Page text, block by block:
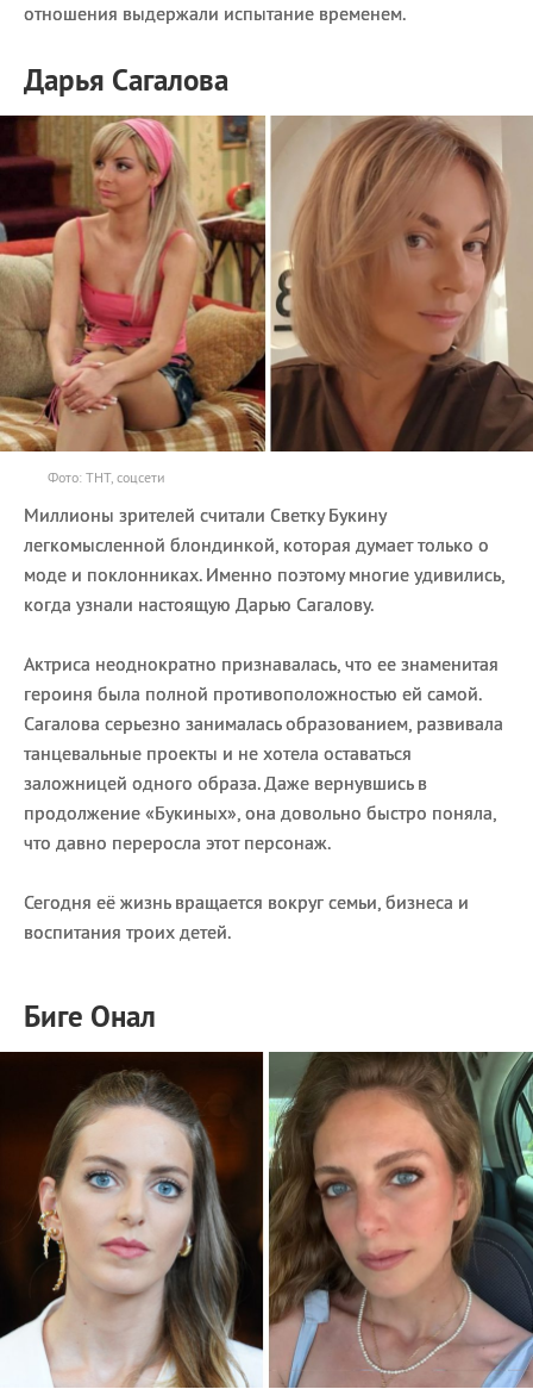
отношения выдержали испытание временем.
Дарья Сагалова
Фото: ТНТ, соцсети
Миллионы зрителей считали Светку Букину
легкомысленной блондинкой, которая думает только о
моде и поклонниках. Именно поэтому многие удивились,
когда узнали настоящую Дарью Сагалову.
Актриса неоднократно признавалась, что ее знаменитая
героиня была полной противоположностью ей самой.
Сагалова серьезно занималась образованием, развивала
танцевальные проекты и не хотела оставаться
заложницей одного образа. Даже вернувшись в
продолжение «Букиных», она довольно быстро поняла,
что давно переросла этот персонаж.
Сегодня её жизнь вращается вокруг семьи, бизнеса и
воспитания троих детей.
Биге Онал